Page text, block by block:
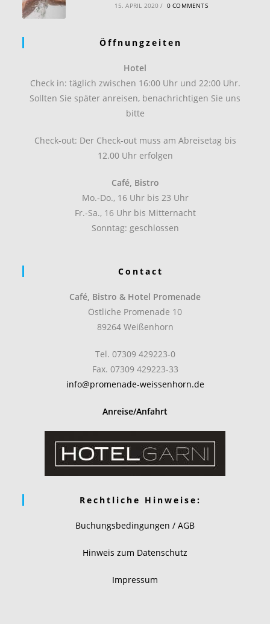
15. APRIL 2020 / 0 COMMENTS
Öffnungzeiten
Hotel
Check in: täglich zwischen 16:00 Uhr und 22:00 Uhr.
Sollten Sie später anreisen, benachrichtigen Sie uns
bitte
Check-out: Der Check-out muss am Abreisetag bis
12.00 Uhr erfolgen
Café, Bistro
Mo.-Do., 16 Uhr bis 23 Uhr
Fr.-Sa., 16 Uhr bis Mitternacht
Sonntag: geschlossen
Contact
Café, Bistro & Hotel Promenade
Östliche Promenade 10
89264 Weißenhorn
Tel. 07309 429223-0
Fax. 07309 429223-33
info@promenade-weissenhorn.de
Anreise/Anfahrt
Rechtliche Hinweise:
Buchungsbedingungen / AGB
Hinweis zum Datenschutz
Impressum